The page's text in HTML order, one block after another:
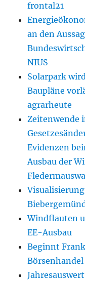
frontal21
an den
NIUS
Solarpark
Baupläne
agrarheute
Zeitenwende
Evidenzen
Ausbau der
Windflauten
EE-Ausbau
Beginnt